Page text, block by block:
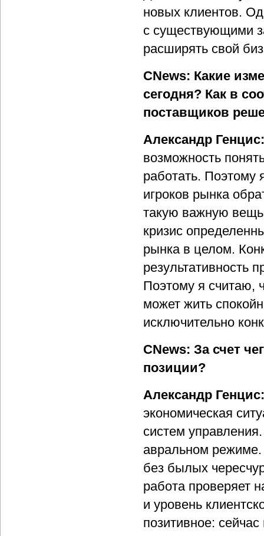
новых клиентов.
с существующими
расширять свой
CNews: Какие
сегодня? Как в
поставщиков
Александр Генцис:
возможность
работать. Поэтому
игроков рынка
такую важную
кризис
рынка в целом.
результативность
Поэтому я считаю,
может жить
исключительно
CNews: За счет
позиции?
Александр Генцис:
экономическая
систем
авральном режиме.
без былых
работа проверяет
и уровень
позитивное: